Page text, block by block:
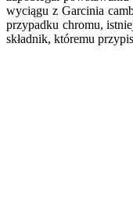
wyciągu z Garcinia
przypadku chromu,
składnik, któremu